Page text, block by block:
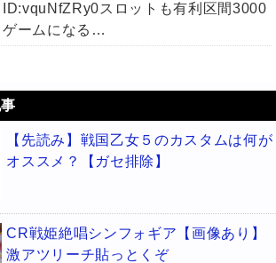
ID:vquNfZRy0スロットも有利区間3000
ゲームになる…
【先読み】戦国乙女５のカスタムは何が
オススメ？【ガセ排除】
CR戦姫絶唱シンフォギア【画像あり】
激アツリーチ貼っとくぞ